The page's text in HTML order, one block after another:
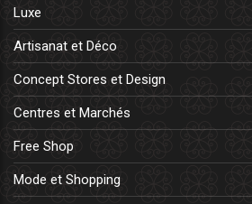
Luxe
Artisanat et Déco
Concept Stores et Design
Centres et Marchés
Free Shop
Mode et Shopping